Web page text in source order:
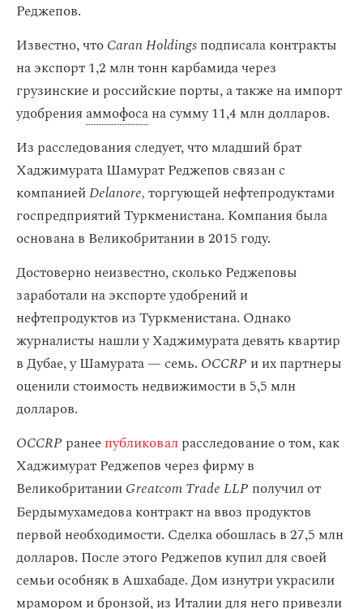
Реджепов.
Известно, чтоCaran Holdingsподписала контракты
на экспорт 1,2 млн тонн карбамида через
грузинские и российские порты, а также на импорт
удобренияаммофосана сумму 11,4 млн долларов.
Из расследования следует, что младший брат
Хаджимурата Шамурат Реджепов связан с
компаниейDelanore,торгующей нефтепродуктами
госпредприятий Туркменистана. Компания была
основана в Великобритании в 2015 году.
Достоверно неизвестно, сколько Реджеповы
заработали на экспорте удобрений и
нефтепродуктов из Туркменистана. Однако
журналисты нашли у Хаджимурата девять квартир
в Дубае, у Шамурата — семь. OCCRP и их партнеры
оценили стоимость недвижимости в 5,5 млн
долларов.
OCCRP ранеепубликовал расследование о том, как
Хаджимурат Реджепов через фирму в
ВеликобританииGreatcom Trade LLP получил от
Бердымухамедова контракт на ввоз продуктов
первой необходимости. Сделка обошлась в 27,5 млн
долларов. После этого Реджепов купил для своей
семьи особняк в Ашхабаде. Дом изнутри украсили
мрамором и бронзой, из Италии для него привезли